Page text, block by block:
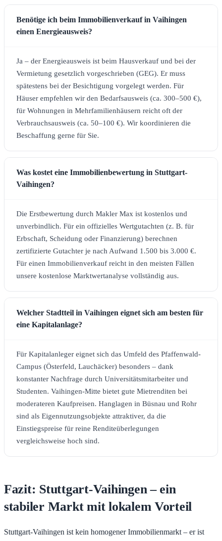
Benötige ich beim Immobilienverkauf in Vaihingen
einen Energieausweis?
Ja – der Energieausweis ist beim Hausverkauf und bei der
Vermietung gesetzlich vorgeschrieben (GEG). Er muss
spätestens bei der Besichtigung vorgelegt werden. Für
Häuser empfehlen wir den Bedarfsausweis (ca. 300–500 €),
für Wohnungen in Mehrfamilienhäusern reicht oft der
Verbrauchsausweis (ca. 50–100 €). Wir koordinieren die
Beschaffung gerne für Sie.
Was kostet eine Immobilienbewertung in Stuttgart-
Vaihingen?
Die Erstbewertung durch Makler Max ist kostenlos und
unverbindlich. Für ein offizielles Wertgutachten (z. B. für
Erbschaft, Scheidung oder Finanzierung) berechnen
zertifizierte Gutachter je nach Aufwand 1.500 bis 3.000 €.
Für einen Immobilienverkauf reicht in den meisten Fällen
unsere kostenlose Marktwertanalyse vollständig aus.
Welcher Stadtteil in Vaihingen eignet sich am besten für
eine Kapitalanlage?
Für Kapitalanleger eignet sich das Umfeld des Pfaffenwald-
Campus (Österfeld, Lauchäcker) besonders – dank
konstanter Nachfrage durch Universitätsmitarbeiter und
Studenten. Vaihingen-Mitte bietet gute Mietrenditen bei
moderateren Kaufpreisen. Hanglagen in Büsnau und Rohr
sind als Eigennutzungsobjekte attraktiver, da die
Einstiegspreise für reine Renditeüberlegungen
vergleichsweise hoch sind.
Fazit: Stuttgart-Vaihingen – ein
stabiler Markt mit lokalem Vorteil
Stuttgart-Vaihingen ist kein homogener Immobilienmarkt – er ist